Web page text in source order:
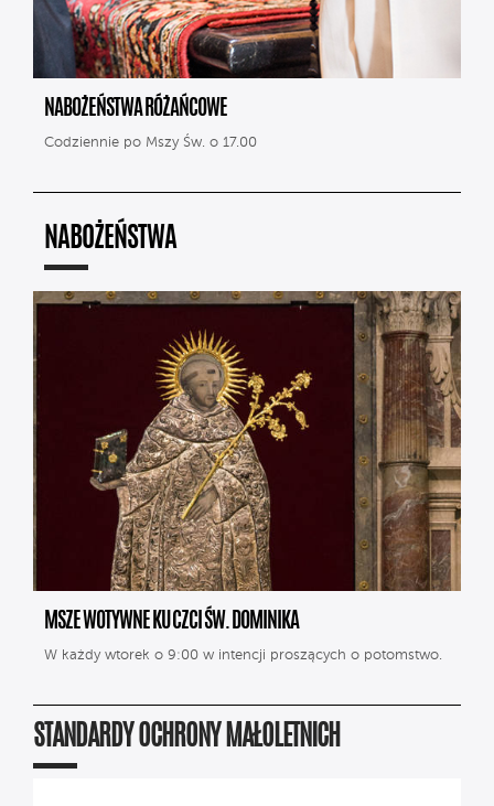
NABOŻEŃSTWA RÓŻAŃCOWE
Codziennie po Mszy Św. o 17.00
NABOŻEŃSTWA
MSZE WOTYWNE KU CZCI ŚW. DOMINIKA
W każdy wtorek o 9:00 w intencji proszących o potomstwo.
STANDARDY OCHRONY MAŁOLETNICH